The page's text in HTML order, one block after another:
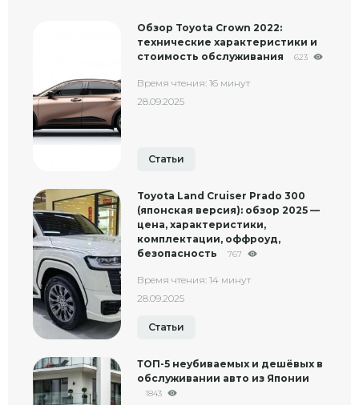
Обзор Toyota Crown 2022:
технические характеристики и
стоимость обслуживания
623
Время чтения: 16 минут
28.09.2025
Статьи
Toyota Land Cruiser Prado 300
(японская версия): обзор 2025 —
цена, характеристики,
комплектации, оффроуд,
безопасность
767
Время чтения: 14 минут
28.09.2025
Статьи
ТОП-5 неубиваемых и дешёвых в
обслуживании авто из Японии
1843